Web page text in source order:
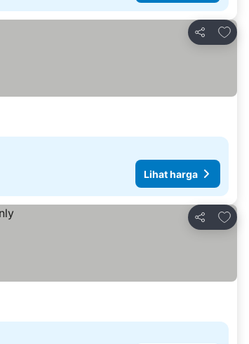
Bagikan
Lihat harga
Bagikan